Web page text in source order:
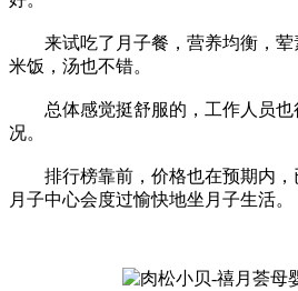
来试吃了月子餐，营养均衡，荤
米饭，汤也不错。
总体感觉挺舒服的，工作人员也
况。
排行榜靠前，价格也在预期内，
月子中心会度过愉快地坐月子生活。